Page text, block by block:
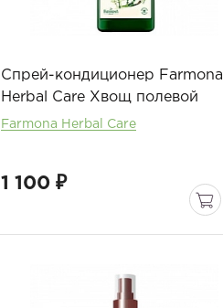
Спрей-кондиционер Farmona
Herbal Care Хвощ полевой
Farmona Herbal Care
1 100 ₽